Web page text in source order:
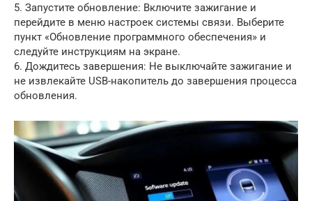
5. Запустите обновление: Включите зажигание и
перейдите в меню настроек системы связи. Выберите
пункт «Обновление программного обеспечения» и
следуйте инструкциям на экране.
6. Дождитесь завершения: Не выключайте зажигание и
не извлекайте USB-накопитель до завершения процесса
обновления.